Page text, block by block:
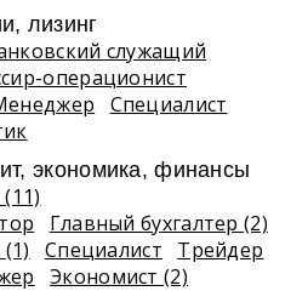
лизинг
служащий
операционист
Специалист
экономика, финансы
Главный бухгалтер (2)
Специалист
Трейдер
Экономист (2)